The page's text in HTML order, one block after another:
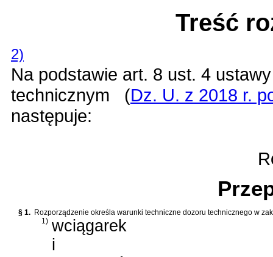
Treść
2)
Na podstawie art. 8 ust. 4
technicznym
(Dz. U. z 2018 r.
następuje:
§ 1. Rozporządzenie określa warunki techniczne dozoru technicznego w
1) wciągarek
i